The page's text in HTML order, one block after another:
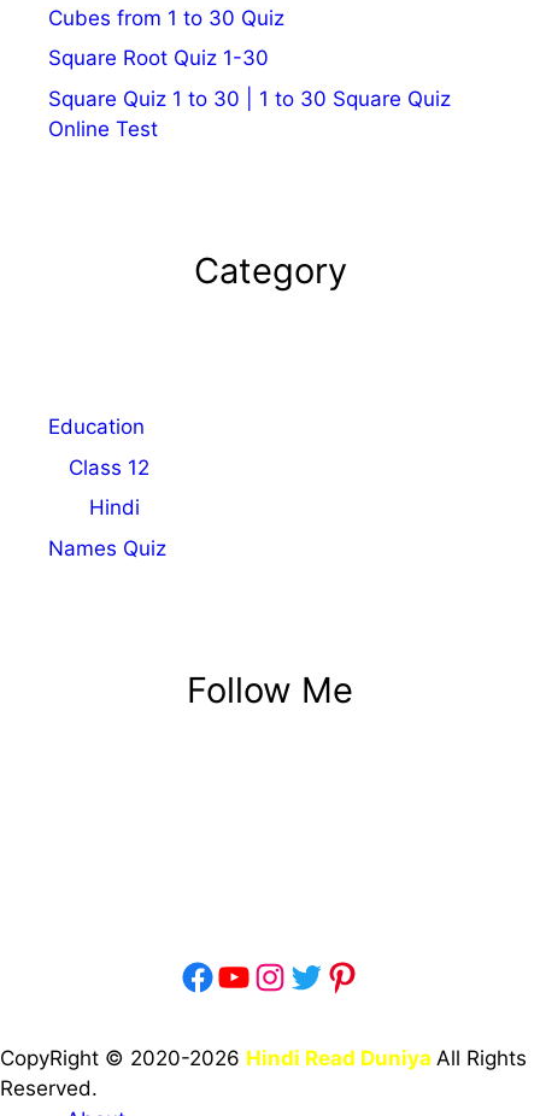
Cubes from 1 to 30 Quiz
Square Root Quiz 1-30
Square Quiz 1 to 30 | 1 to 30 Square Quiz
Online Test
Category
Education
Class 12
Hindi
Names Quiz
Follow Me
Facebook
YouTube
Instagram
TwitterPinterest
CopyRight © 2020-2026 Hindi Read Duniya All Rights
Reserved.